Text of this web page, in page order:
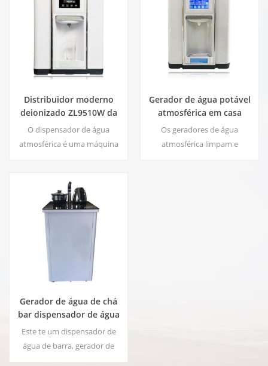
Distribuidor moderno
deionizado ZL9510W da
água da atmosfera fresca
O dispensador de água
atmosférica é uma máquina
potável da mais alta
qualidade, colhendo água da
umidade do ar.
Gerador de água potável
atmosférica em casa
Os geradores de água
atmosférica limpam e
Gerador de água de chá
bar dispensador de água
atmosférica HC-30LH
Este te um dispensador de
água de barra, gerador de
água atmosférica de alta